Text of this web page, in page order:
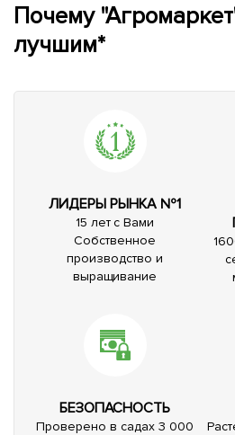
Почему
лучшим*
ЛИДЕРЫ РЫНКА №1
15 лет с Вами
Собственное
производство и
выращивание
БЕЗОПАСНОСТЬ
Проверено в садах 3 000